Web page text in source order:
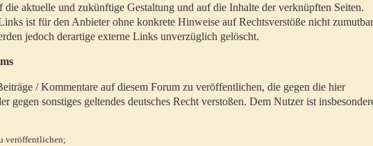
aktuelle und zukünftige Gestaltung und auf die Inhalte der verknüpften Seiten.
ist für den Anbieter ohne konkrete Hinweise auf Rechtsverstöße nicht
jedoch derartige externe Links unverzüglich gelöscht.
/ Kommentare auf diesem Forum zu veröffentlichen, die gegen die hier
gegen sonstiges geltendes deutsches Recht verstoßen. Dem Nutzer ist
veröffentlichen;